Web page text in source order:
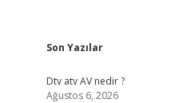
Sidebar
Son Yazılar
Dtv atv AV nedir ?
Ağustos 6, 2026